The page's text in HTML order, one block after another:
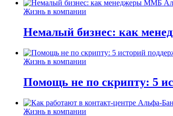
Жизнь в компании
Немалый бизнес: как
Жизнь в компании
Помощь не по скрипту: 5
Жизнь в компании